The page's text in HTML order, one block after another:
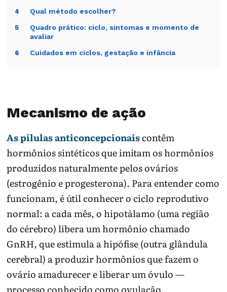
4 Qual método escolher?
5
Quadro prático: ciclo, sintomas e momento de
avaliar
6 Cuidados em ciclos, gestação e infância
Mecanismo de ação
As pílulas anticoncepcionaiscontêm
hormônios sintéticos que imitam os hormônios
produzidos naturalmente pelos ovários
(estrogênio e progesterona). Para entender como
funcionam, é útil conhecer o ciclo reprodutivo
normal: a cada mês, o hipotálamo (uma região
do cérebro) libera um hormônio chamado
GnRH, que estimula a hipófise (outra glândula
cerebral) a produzir hormônios que fazem o
ovário amadurecer e liberar um óvulo —